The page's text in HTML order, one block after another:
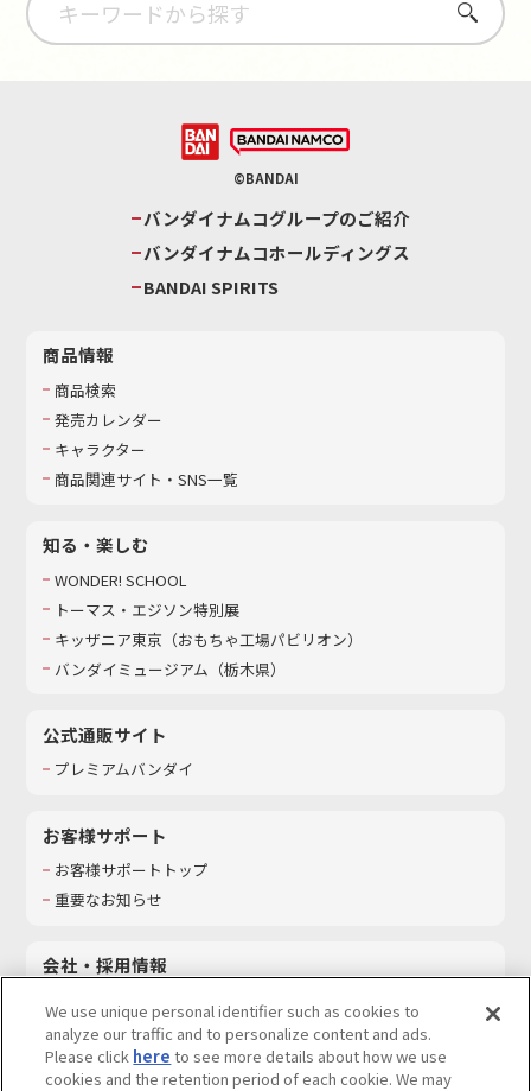
さがす
©BANDAI
バンダイナムコグループのご紹介
バンダイナムコホールディングス
BANDAI SPIRITS
商品情報
商品検索
発売カレンダー
キャラクター
商品関連サイト・SNS一覧
知る・楽しむ
WONDER! SCHOOL
トーマス・エジソン特別展
キッザニア東京（おもちゃ工場パビリオン）​
バンダイミュージアム（栃木県）
公式通販サイト
プレミアムバンダイ
お客様サポート
お客様サポートトップ
重要なお知らせ
会社・採用情報
採用情報
サステナビリティ
We use unique personal identifier such as cookies to
analyze our traffic and to personalize content and ads.
Please click here to see more details about how we use
cookies and the retention period of each cookie. We may